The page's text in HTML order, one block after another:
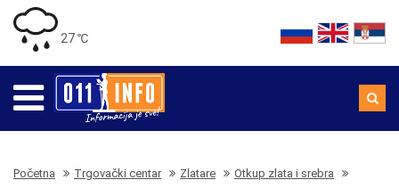
27 ℃
Početna Trgovački centar Zlatare Otkup zlata i srebra